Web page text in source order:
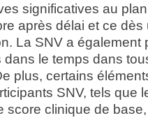
significatives au
après délai et ce dès
La SNV a également
le temps dans
plus, certains
SNV, tels que
score clinique de